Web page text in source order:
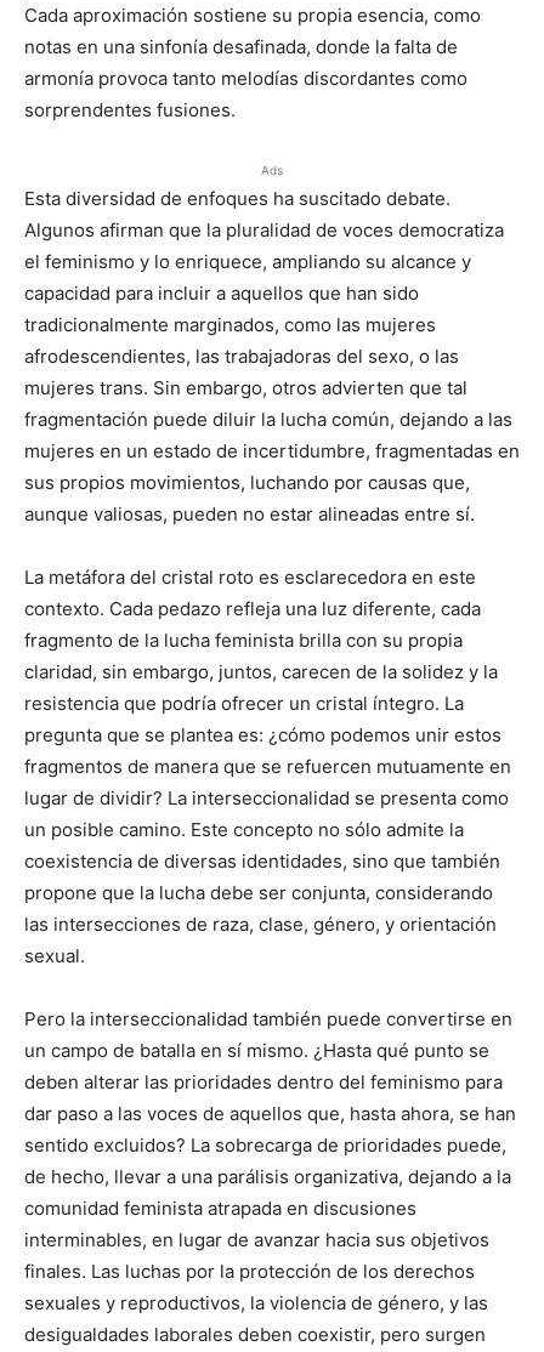
Cada aproximación sostiene su propia esencia, como
notas en una sinfonía desafinada, donde la falta de
armonía provoca tanto melodías discordantes como
sorprendentes fusiones.
Ads
Esta diversidad de enfoques ha suscitado debate.
Algunos afirman que la pluralidad de voces democratiza
el feminismo y lo enriquece, ampliando su alcance y
capacidad para incluir a aquellos que han sido
tradicionalmente marginados, como las mujeres
afrodescendientes, las trabajadoras del sexo, o las
mujeres trans. Sin embargo, otros advierten que tal
fragmentación puede diluir la lucha común, dejando a las
mujeres en un estado de incertidumbre, fragmentadas en
sus propios movimientos, luchando por causas que,
aunque valiosas, pueden no estar alineadas entre sí.
La metáfora del cristal roto es esclarecedora en este
contexto. Cada pedazo refleja una luz diferente, cada
fragmento de la lucha feminista brilla con su propia
claridad, sin embargo, juntos, carecen de la solidez y la
resistencia que podría ofrecer un cristal íntegro. La
pregunta que se plantea es: ¿cómo podemos unir estos
fragmentos de manera que se refuercen mutuamente en
lugar de dividir? La interseccionalidad se presenta como
un posible camino. Este concepto no sólo admite la
coexistencia de diversas identidades, sino que también
propone que la lucha debe ser conjunta, considerando
las intersecciones de raza, clase, género, y orientación
sexual.
Pero la interseccionalidad también puede convertirse en
un campo de batalla en sí mismo. ¿Hasta qué punto se
deben alterar las prioridades dentro del feminismo para
dar paso a las voces de aquellos que, hasta ahora, se han
sentido excluidos? La sobrecarga de prioridades puede,
de hecho, llevar a una parálisis organizativa, dejando a la
comunidad feminista atrapada en discusiones
interminables, en lugar de avanzar hacia sus objetivos
finales. Las luchas por la protección de los derechos
sexuales y reproductivos, la violencia de género, y las
desigualdades laborales deben coexistir, pero surgen